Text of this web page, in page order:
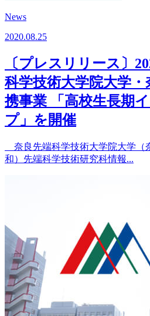
News
2020.08.25
〔プレスリリース〕
科学技術大学院大学
携事業 「高校生長期
プ」を開催
奈良先端科学技術大学院大学（
和）先端科学技術研究科情報...